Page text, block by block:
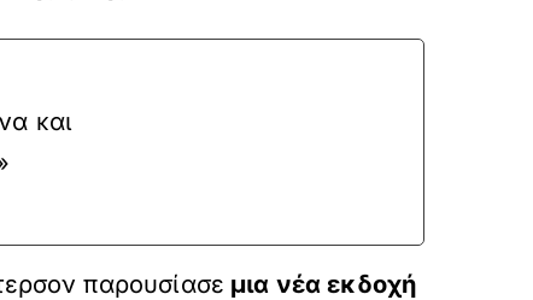
και
παρουσίασε μια νέα εκδοχή